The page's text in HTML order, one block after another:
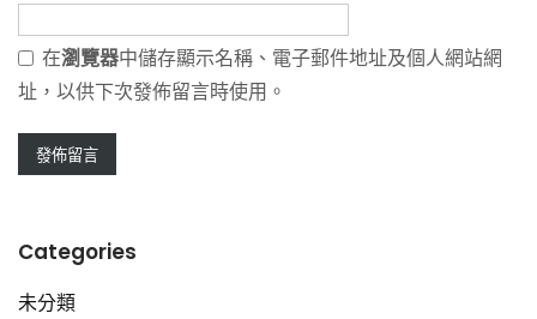
在瀏覽器中儲存顯示名稱、電子郵件地址及個人網站網
址，以供下次發佈留言時使用。
Categories
未分類